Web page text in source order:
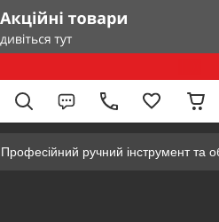
Професійний ручний інструмент та